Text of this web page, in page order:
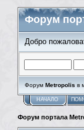
Форум
Добро
Форум Metropolis в
НАЧАЛО
Форум портала